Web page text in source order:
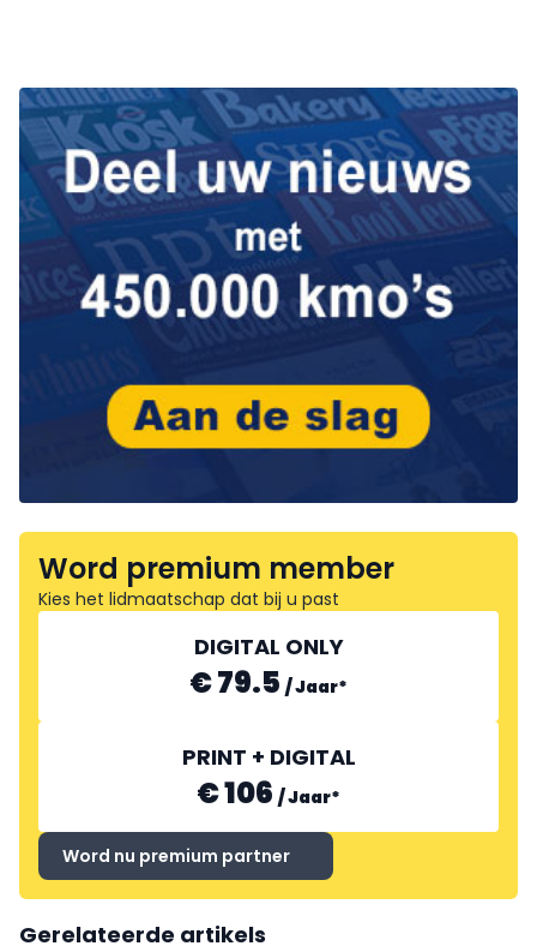
Word premium member
Kies het lidmaatschap dat bij u past
DIGITAL ONLY
€ 79.5 /Jaar*
PRINT + DIGITAL
€ 106 /Jaar*
Word nu premium partner
Gerelateerde artikels